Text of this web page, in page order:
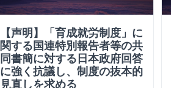
【声明】「育成就労制度」に
関する国連特別報告者等の共
同書簡に対する日本政府回答
に強く抗議し、制度の抜本的
見直しを求める